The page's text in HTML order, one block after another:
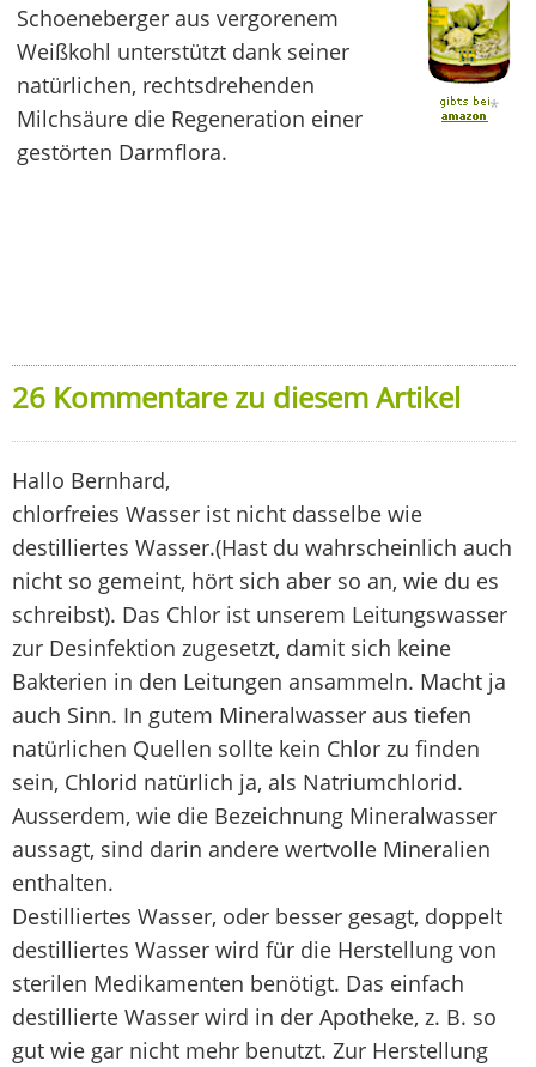
*
Schoeneberger aus vergorenem
Weißkohl unterstützt dank seiner
natürlichen, rechtsdrehenden
Milchsäure die Regeneration einer
gestörten Darmflora.
26 Kommentare zu diesem Artikel
Hallo Bernhard,
chlorfreies Wasser ist nicht dasselbe wie
destilliertes Wasser.(Hast du wahrscheinlich auch
nicht so gemeint, hört sich aber so an, wie du es
schreibst). Das Chlor ist unserem Leitungswasser
zur Desinfektion zugesetzt, damit sich keine
Bakterien in den Leitungen ansammeln. Macht ja
auch Sinn. In gutem Mineralwasser aus tiefen
natürlichen Quellen sollte kein Chlor zu finden
sein, Chlorid natürlich ja, als Natriumchlorid.
Ausserdem, wie die Bezeichnung Mineralwasser
aussagt, sind darin andere wertvolle Mineralien
enthalten.
Destilliertes Wasser, oder besser gesagt, doppelt
destilliertes Wasser wird für die Herstellung von
sterilen Medikamenten benötigt. Das einfach
destillierte Wasser wird in der Apotheke, z. B. so
gut wie gar nicht mehr benutzt. Zur Herstellung